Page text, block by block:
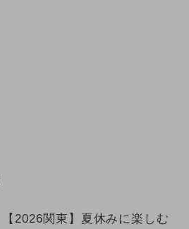
【2026関東】夏休みに楽しむ